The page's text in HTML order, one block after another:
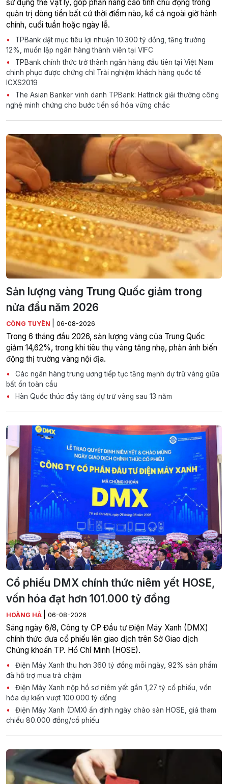
sử dụng thẻ vật lý, góp phần nâng cao tính chủ động trong
quản trị dòng tiền bất cứ thời điểm nào, kể cả ngoài giờ hành
chính, cuối tuần hoặc ngày lễ.
TPBank đặt mục tiêu lợi nhuận 10.300 tỷ đồng, tăng trưởng
12%, muốn lập ngân hàng thành viên tại VIFC
TPBank chính thức trở thành ngân hàng đầu tiên tại Việt Nam
chinh phục được chứng chỉ Trải nghiệm khách hàng quốc tế
ICXS2019
The Asian Banker vinh danh TPBank: Hattrick giải thưởng công
nghệ minh chứng cho bước tiến số hóa vững chắc
Sản lượng vàng Trung Quốc giảm trong
nửa đầu năm 2026
CÔNG TUYÊN 06-08-2026
Trong 6 tháng đầu 2026, sản lượng vàng của Trung Quốc
giảm 14,62%, trong khi tiêu thụ vàng tăng nhẹ, phản ánh biến
động thị trường vàng nội địa.
Các ngân hàng trung ương tiếp tục tăng mạnh dự trữ vàng giữa
bất ổn toàn cầu
Hàn Quốc thúc đẩy tăng dự trữ vàng sau 13 năm
Cổ phiếu DMX chính thức niêm yết HOSE,
vốn hóa đạt hơn 101.000 tỷ đồng
HOÀNG HÀ 06-08-2026
Sáng ngày 6/8, Công ty CP Đầu tư Điện Máy Xanh (DMX)
chính thức đưa cổ phiếu lên giao dịch trên Sở Giao dịch
Chứng khoán TP. Hồ Chí Minh (HOSE).
Điện Máy Xanh thu hơn 360 tỷ đồng mỗi ngày, 92% sản phẩm
đã hỗ trợ mua trả chậm
Điện Máy Xanh nộp hồ sơ niêm yết gần 1,27 tỷ cổ phiếu, vốn
hóa dự kiến vượt 100.000 tỷ đồng
Điện Máy Xanh (DMX) ấn định ngày chào sàn HOSE, giá tham
chiếu 80.000 đồng/cổ phiếu